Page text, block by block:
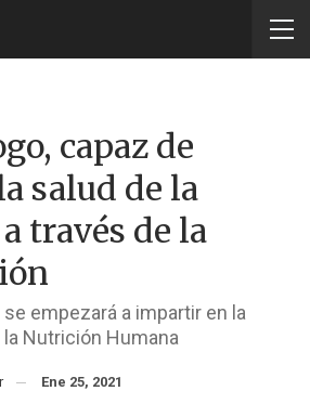
capaz de
salud de la
través de la
empezará a impartir en la
Nutrición Humana
Ene 25, 2021